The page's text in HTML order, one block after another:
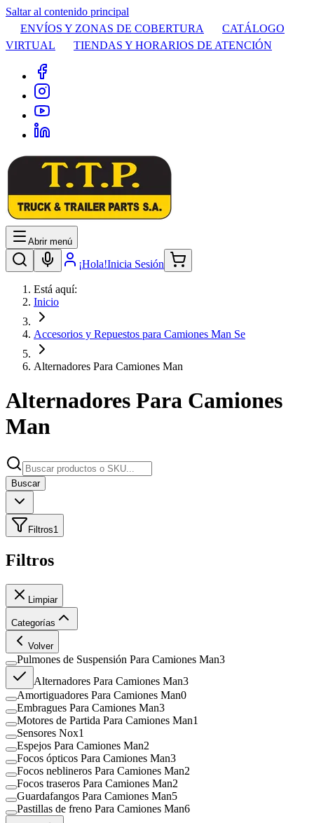
Saltar al contenido principal
ENVÍOS Y ZONAS DE COBERTURA
CATÁLOGO
VIRTUAL
TIENDAS Y HORARIOS DE ATENCIÓN
Abrir menú
¡Hola!Inicia Sesión
Está aquí:
Inicio
Accesorios y Repuestos para Camiones Man Se
Alternadores Para Camiones Man
Alternadores Para Camiones
Man
Buscar
Filtros1
Filtros
Limpiar
Categorías
Volver
Pulmones de Suspensión Para Camiones Man3
Alternadores Para Camiones Man3
Amortiguadores Para Camiones Man0
Embragues Para Camiones Man3
Motores de Partida Para Camiones Man1
Sensores Nox1
Espejos Para Camiones Man2
Focos ópticos Para Camiones Man3
Focos neblineros Para Camiones Man2
Focos traseros Para Camiones Man2
Guardafangos Para Camiones Man5
Pastillas de freno Para Camiones Man6